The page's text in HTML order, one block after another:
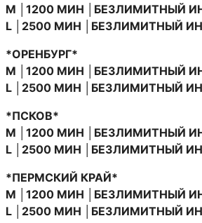
M │1200 МИН │БЕЗЛИМИТНЫЙ
L │2500 МИН │БЕЗЛИМИТНЫЙ
*ОРЕНБУРГ*
M │1200 МИН │БЕЗЛИМИТНЫЙ
L │2500 МИН │БЕЗЛИМИТНЫЙ
*ПСКОВ*
M │1200 МИН │БЕЗЛИМИТНЫЙ
L │2500 МИН │БЕЗЛИМИТНЫЙ
*ПЕРМСКИЙ КРАЙ*
M │1200 МИН │БЕЗЛИМИТНЫЙ
L │2500 МИН │БЕЗЛИМИТНЫЙ